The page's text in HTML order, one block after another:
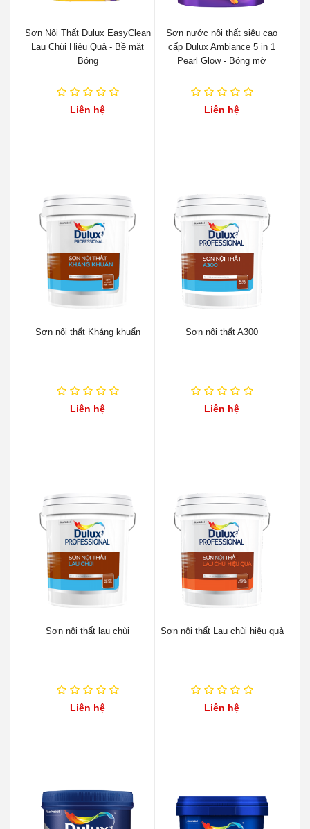
Sơn Nội Thất Dulux EasyClean
Lau Chùi Hiệu Quả - Bề mặt
Bóng
Liên hệ
Sơn nước nội thất siêu cao
cấp Dulux Ambiance 5 in 1
Pearl Glow - Bóng mờ
Liên hệ
Sơn nội thất Kháng khuẩn
Liên hệ
Sơn nội thất A300
Liên hệ
Sơn nội thất lau chùi
Liên hệ
Sơn nội thất Lau chùi hiệu quả
Liên hệ